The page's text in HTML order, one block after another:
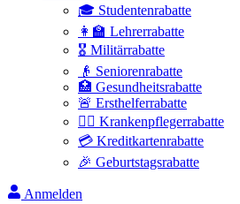
🎓 Studentenrabatte
👩‍🏫 Lehrerrabatte
🎖️ Militärrabatte
👴 Seniorenrabatte
🏥 Gesundheitsrabatte
🚨 Ersthelferrabatte
👩‍⚕️ Krankenpflegerrabatte
💳 Kreditkartenrabatte
🎉 Geburtstagsrabatte
Anmelden